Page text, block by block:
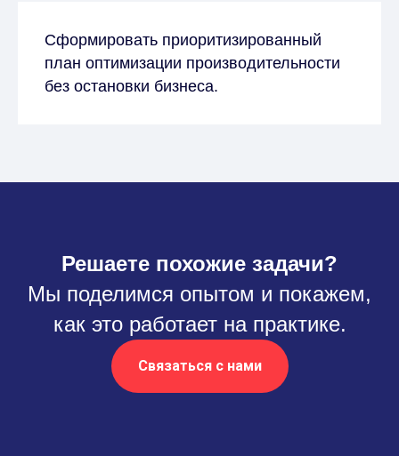
Сформировать приоритизированный
план оптимизации производительности
без остановки бизнеса.
Решаете похожие задачи?
Мы поделимся опытом и покажем,
как это работает на практике.
Связаться с нами